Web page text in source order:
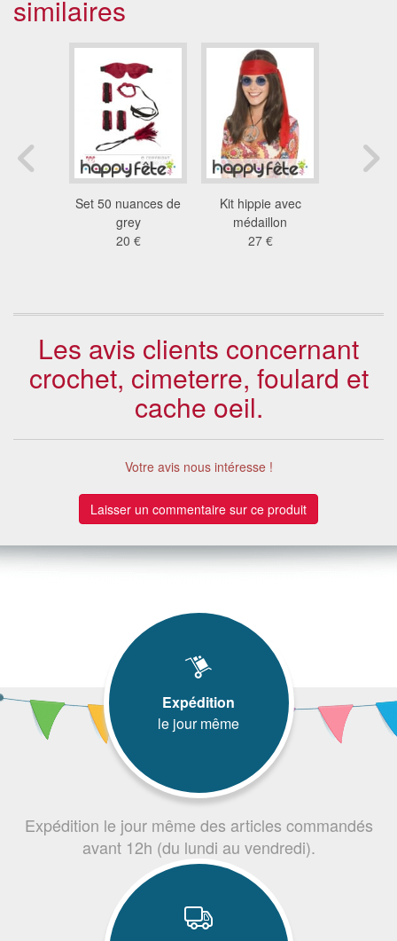
similaires
Set 50 nuances de
grey
20 €
Kit hippie avec
médaillon
27 €
Les avis clients concernant
crochet, cimeterre, foulard et
cache oeil.
Votre avis nous intéresse !
Laisser un commentaire sur ce produit
Expédition
le jour même
Expédition le jour même des articles commandés
avant 12h (du lundi au vendredi).